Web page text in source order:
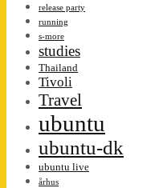
release party
running
s-more
studies
Thailand
Tivoli
Travel
ubuntu
ubuntu-dk
ubuntu live
århus